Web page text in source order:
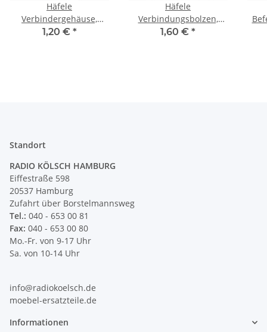
Häfele
Verbindergehäuse,
Stablofix, Stahl, verzinkt,
1,20 € *
Häfele
Verbindungsbolzen,
Stablofix, Stahl, verzinkt,
1,60 € *
Standort
RADIO KÖLSCH HAMBURG
Eiffestraße 598
20537 Hamburg
Zufahrt über Borstelmannsweg
Tel.: 040 - 653 00 81
Fax: 040 - 653 00 80
Mo.-Fr. von 9-17 Uhr
Sa. von 10-14 Uhr
info@radiokoelsch.de
moebel-ersatzteile.de
Informationen